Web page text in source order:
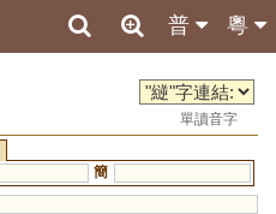
粵
普
單讀音字
簡